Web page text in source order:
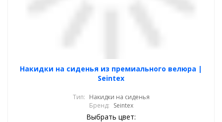
Накидки на сиденья из премиального велюра |
Seintex
Тип: Накидки на сиденья
Бренд: Seintex
Выбрать цвет: